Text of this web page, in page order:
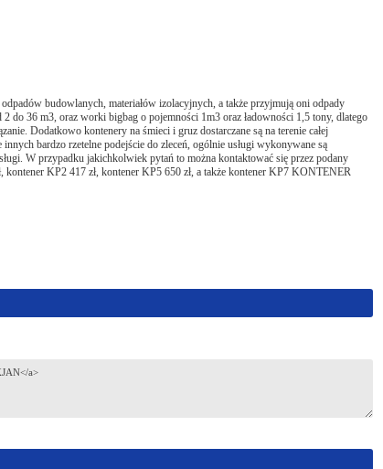
budowlanych, materiałów izolacyjnych, a także przyjmują oni odpady
do 36 m3, oraz worki bigbag o pojemności 1m3 oraz ładowności 1,5 tony, dlatego
Dodatkowo kontenery na śmieci i gruz dostarczane są na terenie całej
bardzo rzetelne podejście do zleceń, ogólnie usługi wykonywane są
W przypadku jakichkolwiek pytań to można kontaktować się przez podany
KP2 417 zł, kontener KP5 650 zł, a także kontener KP7 KONTENER